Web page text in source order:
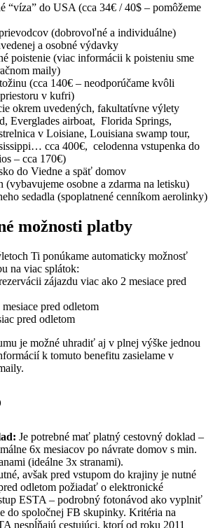
“víza” do USA (cca 34€ / 40$ – pomôžeme
(dobrovoľné a individuálne)
a osobné výdavky
poistenie (viac informácii k poisteniu sme
maily)
(cca 140€ – neodporúčame kvôli
v kufri)
okrem uvedených, fakultatívne výlety
Everglades airboat, Florida Springs,
v Loisiane, Louisiana swamp tour,
cca 400€, celodenna vstupenka do
– cca 170€)
do Viedne a späť domov
(vybavujeme osobne a zdarma na letisku)
sedadla (spoplatnené cenníkom aerolinky)
možnosti platby
Ti ponúkame automaticky možnosť
na viac splátok:
zájazdu viac ako 2 mesiace pred
pred odletom
pred odletom
je možné uhradiť aj v plnej výške jednou
k tomuto benefitu zasielame v
Je potrebné mať platný cestovný doklad –
6x mesiacov po návrate domov s min.
(ideálne 3x stranami).
avšak pred vstupom do krajiny je nutné
odletom požiadať o elektronické
ESTA – podrobný fotonávod ako vyplniť
do spoločnej FB skupinky. Kritéria na
nespĺňajú cestujúci, ktorí od roku 2011